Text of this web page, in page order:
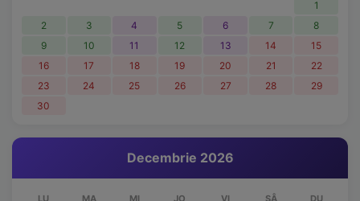
1
2
3 4 5 6 7
8
9
10 11 12 13 14
15
16
17 18 19 20 21
22
23
24 25 26 27 28
29
30
Decembrie 2026
LU MA MI JO VI SÂ DU